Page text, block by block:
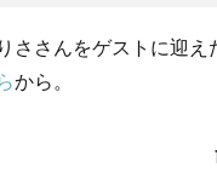
ささんをゲストに迎
から。